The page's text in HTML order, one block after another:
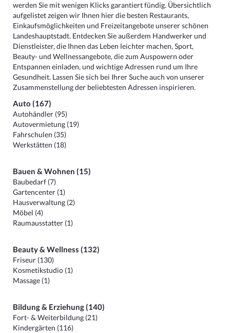
werden Sie mit wenigen Klicks garantiert fündig. Übersichtlich
aufgelistet zeigen wir Ihnen hier die besten Restaurants,
Einkaufsmöglichkeiten und Freizeitangebote unserer schönen
Landeshauptstadt. Entdecken Sie außerdem Handwerker und
Dienstleister, die Ihnen das Leben leichter machen, Sport,
Beauty- und Wellnessangebote, die zum Auspowern oder
Entspannen einladen, und wichtige Adressen rund um Ihre
Gesundheit. Lassen Sie sich bei Ihrer Suche auch von unserer
Zusammenstellung der beliebtesten Adressen inspirieren.
Auto (167)
Autohändler (95)
Autovermietung (19)
Fahrschulen (35)
Werkstätten (18)
Bauen & Wohnen (15)
Baubedarf (7)
Gartencenter (1)
Hausverwaltung (2)
Möbel (4)
Raumausstatter (1)
Beauty & Wellness (132)
Friseur (130)
Kosmetikstudio (1)
Massage (1)
Bildung & Erziehung (140)
Fort- & Weiterbildung (21)
Kindergärten (116)